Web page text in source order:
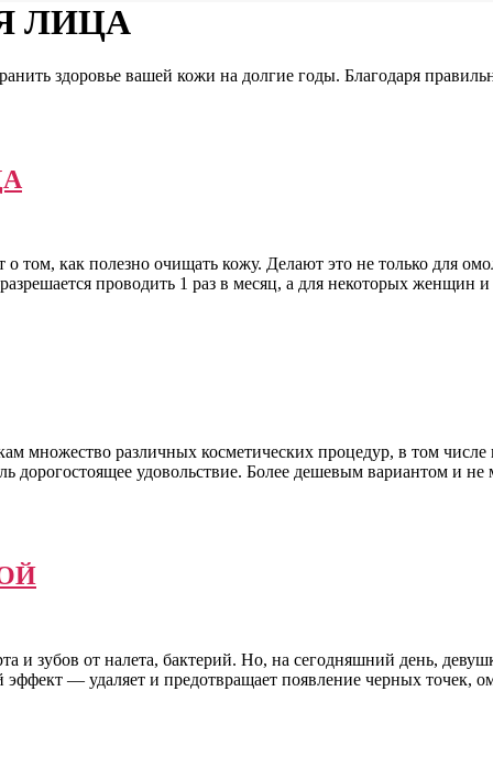
ЛИЦА
здоровье вашей кожи на долгие годы. Благодаря
том, как полезно очищать кожу. Делают это не только для
проводить 1 раз в месяц, а для некоторых женщин и
множество различных косметических процедур, в том
дорогостоящее удовольствие. Более дешевым вариантом и
зубов от налета, бактерий. Но, на сегодняшний день,
— удаляет и предотвращает появление черных точек,